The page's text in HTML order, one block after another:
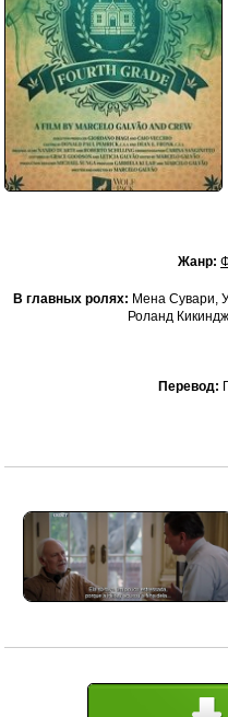
Жанр:
В главных ролях: Мена Сувари,
Роланд
Перевод: